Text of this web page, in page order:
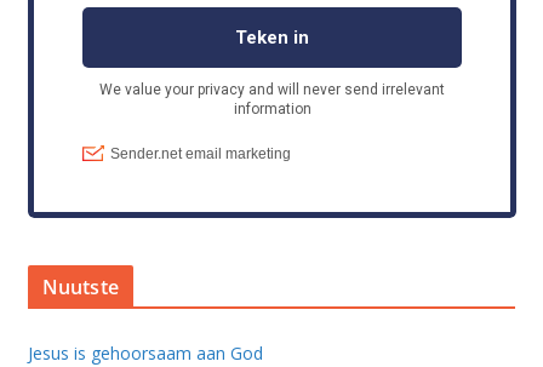
Nuutste
Jesus is gehoorsaam aan God